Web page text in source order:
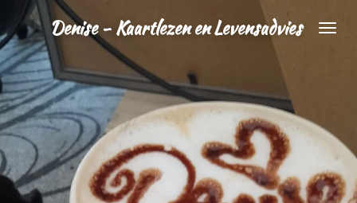
direct
naar
de
hoofdinhoud
Denise - Kaartlezen en Levensadvies